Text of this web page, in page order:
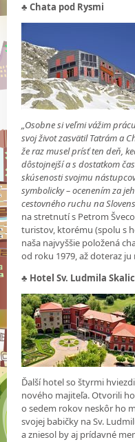
♣ Chata pod Rysmi
„Osobne si veľmi vážim
svoj život zasvätil Tatrám a
že raz musel prísť ten deň,
dôstojnejší a s dostatkom
skúsenosti svojmu
symbolicky – ocenením za
cestovného ruchu na
na stretnutí s Petrom
turistov, ktorému (spolu s
naša najvyššie položená
od roku 1979, až doteraz
♣ Hotel Sv. Ludmila
Ďalší hotel so štyrmi
nového majiteľa. Otvorili
o sedem rokov neskôr ho
svojej babičky na Sv.
a zniesol by aj prídavné